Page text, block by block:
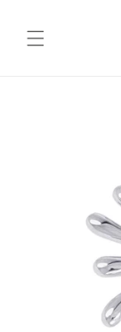
al contenido